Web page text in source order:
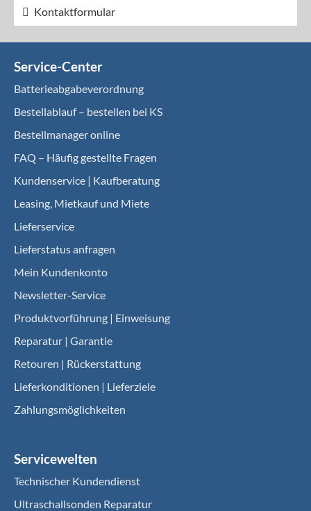
Kontaktformular
Service-Center
Batterieabgabeverordnung
Bestellablauf – bestellen bei KS
Bestellmanager online
FAQ – Häufig gestellte Fragen
Kundenservice | Kaufberatung
Leasing, Mietkauf und Miete
Lieferservice
Lieferstatus anfragen
Mein Kundenkonto
Newsletter-Service
Produktvorführung | Einweisung
Reparatur | Garantie
Retouren | Rückerstattung
Lieferkonditionen | Lieferziele
Zahlungsmöglichkeiten
Servicewelten
Technischer Kundendienst
Ultraschallsonden Reparatur